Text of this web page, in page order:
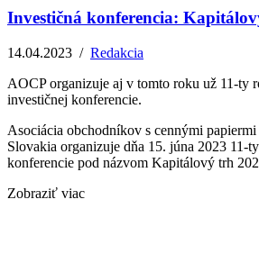
Investičná konferencia:
14.04.2023 / Redakcia
AOCP organizuje aj v tomto roku už 11-ty
investičnej konferencie.
Asociácia obchodníkov s cennými
Slovakia organizuje dňa 15. júna 2023 11-
konferencie pod názvom Kapitálový trh
Zobraziť viac